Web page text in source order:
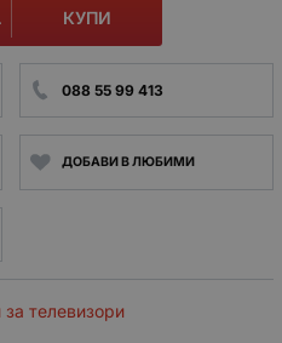
КУПИ
088 55 99 413
ДОБАВИ В ЛЮБИМИ
телевизори